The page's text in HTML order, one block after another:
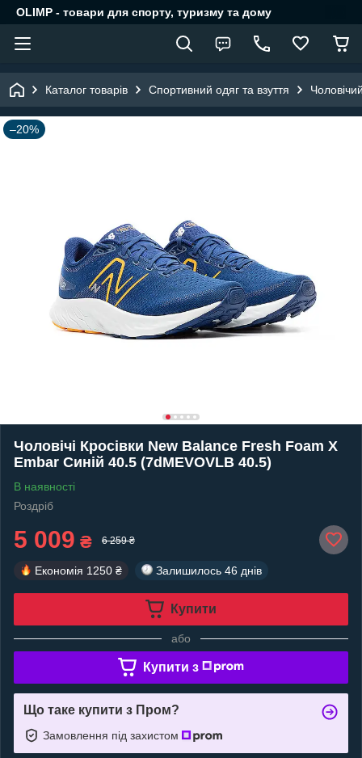
OLIMP - товари для спорту, туризму та дому
Каталог товарів Спортивний одяг та взуття
–20%
Чоловічі Кросівки New Balance Fresh Foam X
Embar Синій 40.5 (7dMEVOVLB 40.5)
В наявності
Роздріб
5 009 ₴ 6 259 ₴
Економія 1250 ₴ Залишилось 46 днів
Купити
або
Купити з
Що таке купити з Пром?
Замовлення під захистом